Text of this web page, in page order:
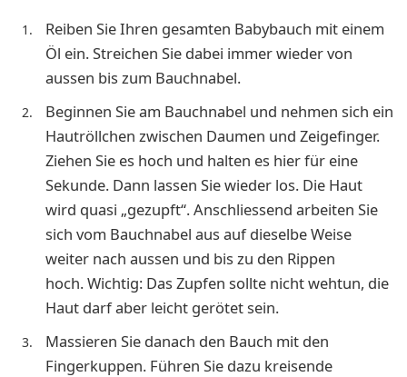
Reiben Sie Ihren gesamten Babybauch mit einem
Öl ein. Streichen Sie dabei immer wieder von
aussen bis zum Bauchnabel.
Beginnen Sie am Bauchnabel und nehmen sich ein
Hautröllchen zwischen Daumen und Zeigefinger.
Ziehen Sie es hoch und halten es hier für eine
Sekunde. Dann lassen Sie wieder los. Die Haut
wird quasi „gezupft“. Anschliessend arbeiten Sie
sich vom Bauchnabel aus auf dieselbe Weise
weiter nach aussen und bis zu den Rippen
hoch. Wichtig: Das Zupfen sollte nicht wehtun, die
Haut darf aber leicht gerötet sein.
Massieren Sie danach den Bauch mit den
Fingerkuppen. Führen Sie dazu kreisende